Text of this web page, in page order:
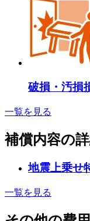
破損・汚損
一覧を見る
補償内容の
地震上乗せ
一覧を見る